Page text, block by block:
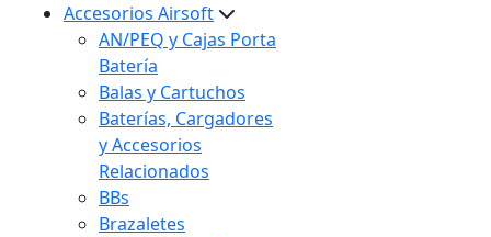
Accesorios Airsoft
AN/PEQ y Cajas Porta
Batería
Balas y Cartuchos
Baterías, Cargadores
y Accesorios
Relacionados
BBs
Brazaletes